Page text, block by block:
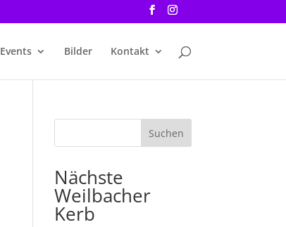
Events Bilder Kontakt
Nächste
Weilbacher
Kerb